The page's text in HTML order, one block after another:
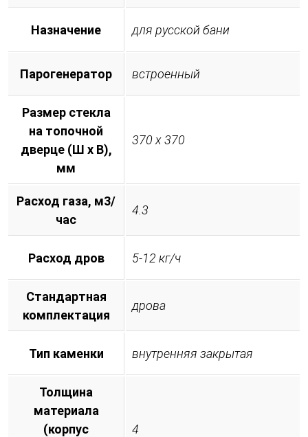
Назначение для русской бани
Парогенератор встроенный
Размер стекла
на топочной
дверце (Ш х В),
мм
370 х 370
Расход газа, м3/
час
4.3
Расход дров 5-12 кг/ч
Стандартная
комплектация
дрова
Тип каменки внутренняя закрытая
Толщина
материала
(корпус
4